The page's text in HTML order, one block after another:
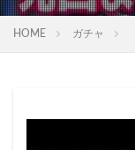
HOME ガチャ